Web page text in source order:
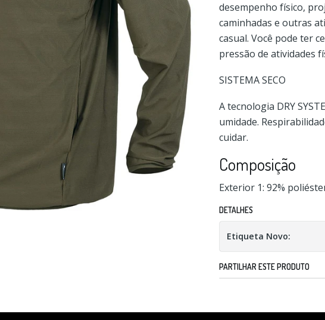
desempenho físico,
caminhadas e outras
casual. Você pode ter
pressão de atividades
SISTEMA SECO
A tecnologia DRY
umidade.
cuidar.
Composição
Exterior 1: 92%
DETALHES
Etiqueta Novo:
PARTILHAR ESTE PRODUTO